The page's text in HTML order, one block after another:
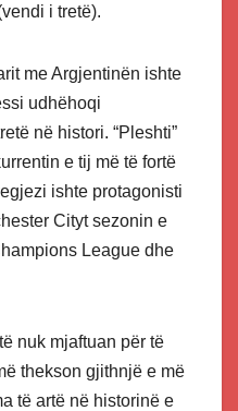
i tretë).
me Argjentinën ishte
udhëhoqi
në histori. “Pleshti”
e tij më të fortë
ishte protagonisti
Cityt sezonin e
League dhe
nuk mjaftuan për të
thekson gjithnjë e më
të artë në historinë e